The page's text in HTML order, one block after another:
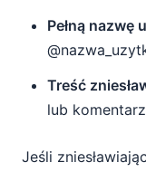
Pełną nazwę
Treść
lub
Jeśli